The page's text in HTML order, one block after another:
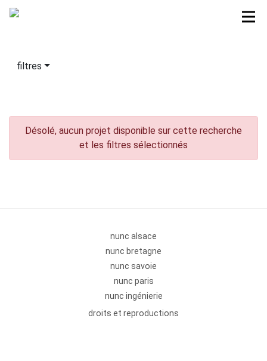
filtres
Désolé, aucun projet disponible sur cette recherche
et les filtres sélectionnés
nunc alsace
nunc bretagne
nunc savoie
nunc paris
nunc ingénierie
droits et reproductions